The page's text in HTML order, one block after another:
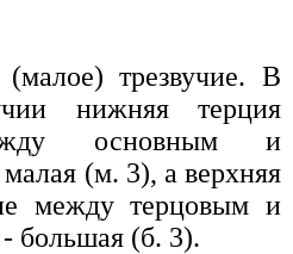
трезвучие. В
нижняя терция
основным и
(м. 3), а верхняя
между терцовым и
большая (б. 3).